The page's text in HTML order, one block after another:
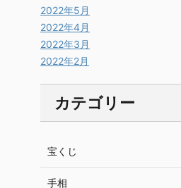
2022年5月
2022年4月
2022年3月
2022年2月
カテゴリー
宝くじ
手相